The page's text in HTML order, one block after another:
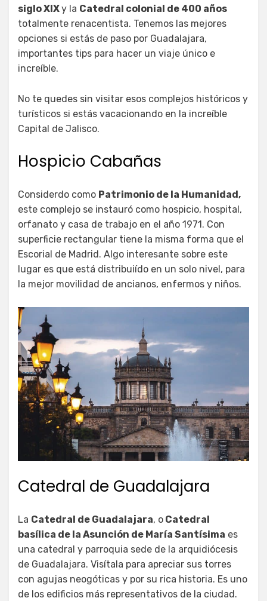
siglo XIXy la Catedral colonial de 400 años
totalmente renacentista. Tenemos las mejores
opciones si estás de paso por Guadalajara,
importantes tips para hacer un viaje único e
increíble.
No te quedes sin visitar esos complejos históricos y
turísticos si estás vacacionando en la increíble
Capital de Jalisco.
Hospicio Cabañas
Considerdo como Patrimonio de la Humanidad,
este complejo se instauró como hospicio, hospital,
orfanato y casa de trabajo en el año 1971. Con
superficie rectangular tiene la misma forma que el
Escorial de Madrid. Algo interesante sobre este
lugar es que está distribuiído en un solo nivel, para
la mejor movilidad de ancianos, enfermos y niños.
Catedral de Guadalajara
La Catedral de Guadalajara, o Catedral
basílica de la Asunción de María Santísima es
una catedral y parroquia sede de la arquidiócesis
de Guadalajara. Visítala para apreciar sus torres
con agujas neogóticas y por su rica historia. Es uno
de los edificios más representativos de la ciudad.